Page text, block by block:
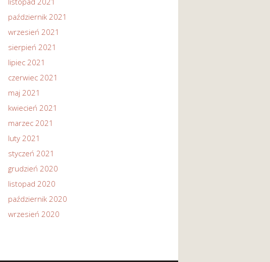
październik 2021
wrzesień 2021
sierpień 2021
lipiec 2021
czerwiec 2021
maj 2021
kwiecień 2021
marzec 2021
luty 2021
styczeń 2021
grudzień 2020
listopad 2020
październik 2020
wrzesień 2020